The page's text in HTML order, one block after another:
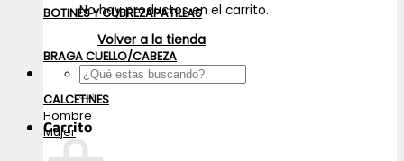
No hay productos en el carrito.
Volver a la tienda
Buscar
por:
Carrito
BOTINES Y CUBREZAPATILLAS
BRAGA CUELLO/CABEZA
CALCETINES
Hombre
Mujer